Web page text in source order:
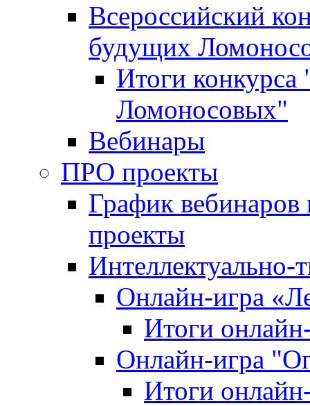
Всероссийский
будущих
Итоги
Ломоносовых"
Вебинары
ПРО проекты
График
проекты
Интеллектуально-
Онлайн-игра
Итоги
Онлайн-игра
Итоги